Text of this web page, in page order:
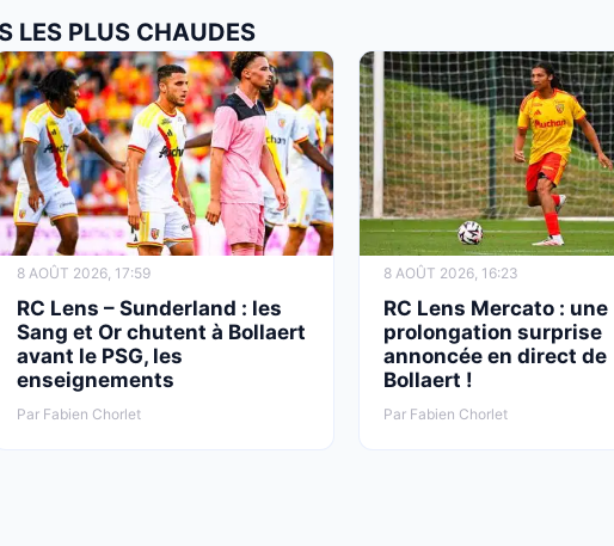
LES PLUS CHAUDES
8 AOÛT 2026, 17:59
RC Lens – Sunderland : les
Sang et Or chutent à Bollaert
avant le PSG, les
enseignements
Par Fabien Chorlet
8 AOÛT 2026, 16:23
RC Lens Mercato : une
prolongation surprise
annoncée en direct de
Bollaert !
Par Fabien Chorlet